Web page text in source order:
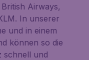
Airways,
In unserer
und in einem
können so die
schnell und